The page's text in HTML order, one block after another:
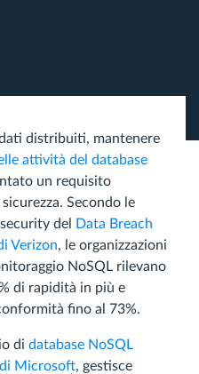
distribuiti, mantenere
attività del database
un requisito
Secondo le
del
Data Breach
Verizon, le organizzazioni
NoSQL rilevano
di rapidità in più e
fino al 73%.
di database NoSQL
Microsoft, gestisce